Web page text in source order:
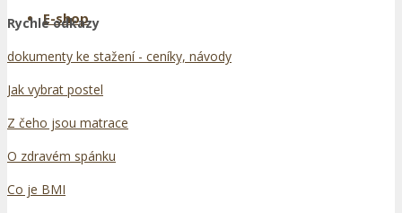
E-shop
Rychlé odkazy
dokumenty ke stažení - ceníky, návody
Jak vybrat postel
Z čeho jsou matrace
O zdravém spánku
Co je BMI